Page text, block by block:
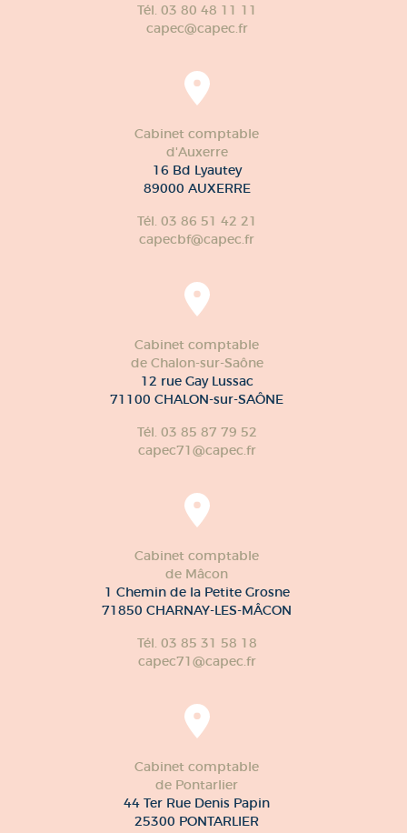
Tél. 03 80 48 11 11
capec@capec.fr
Cabinet comptable
d'Auxerre
16 Bd Lyautey
89000 AUXERRE
Tél. 03 86 51 42 21
capecbf@capec.fr
Cabinet comptable
de Chalon-sur-Saône
12 rue Gay Lussac
71100 CHALON-sur-SAÔNE
Tél. 03 85 87 79 52
capec71@capec.fr
Cabinet comptable
de Mâcon
1 Chemin de la Petite Grosne
71850 CHARNAY-LES-MÂCON
Tél. 03 85 31 58 18
capec71@capec.fr
Cabinet comptable
de Pontarlier
44 Ter Rue Denis Papin
25300 PONTARLIER